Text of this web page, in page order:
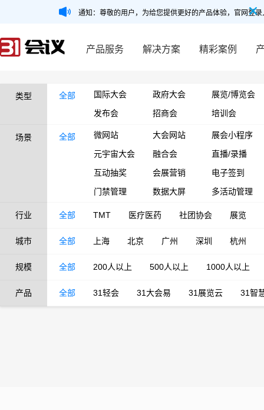
通知：尊敬的用户，为给您提供更好的产品体验，官网登
产品服务 解决方案 精彩案例
类型 全部 国际大会 政府大会
展览/博览会
发布会
招商会 培训会
场景 全部 微网站 大会网站
展会小程序
元宇宙大会
融合会
直播/录播
互动抽奖
会展营销
电子签到
门禁管理
数据大屏 多活动管理
行业 全部 TMT 医疗医药 社团协会 展览
城市 全部 上海 北京 广州 深圳 杭州
规模 全部 200人以上 500人以上 1000人以上
产品 全部 31轻会 31大会易 31展览云 31智